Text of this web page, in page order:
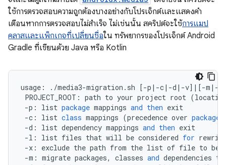
ใช้การตรวจสอบความถูกต้องบางอย่างกับโปรเจ็กต์และแสดงคำ
เตือนหากการตรวจสอบไม่สำเร็จ ไม่เช่นนั้น สคริปต์จะใช้การแมป
คลาสและแพ็กเกจที่เปลี่ยนชื่อใน ทรัพยากรของโปรเจ็กต์ Android
Gradle ที่เขียนด้วย Java หรือ Kotlin
usage : . /media3-migration . sh [-p |-c|-d |-v] | [-m |-
PROJECT_ROOT : path to your project root (
-p : list package mappings and then exit
-c : list class mappings (precedence over package
-d : list dependency mappings and then exit
-l : list files that will be considered for
-x : exclude the path from the list of file to be
-m : migrate packages, classes and dependencies to